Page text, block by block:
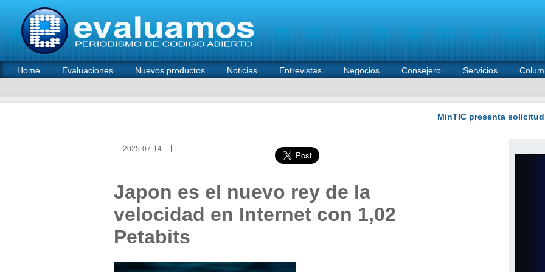
Home Evaluaciones Nuevos productos Noticias Entrevistas Negocios Consejero Servicios
2025-07-14
Japon es el nuevo rey de la
velocidad en Internet con 1,02
Petabits